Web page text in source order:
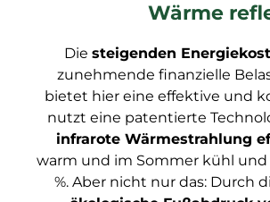
Wärme
Diesteigenden
zunehmende finanzielle
bietet hier eine effektive und
nutzt eine patentierte
infrarote Wärmestrahlung
warm und im Sommer kühl und
%. Aber nicht nur das: Durch